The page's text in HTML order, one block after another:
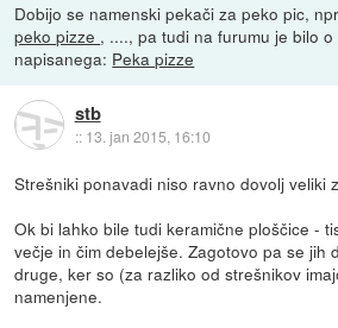
Dobijo se namenski pekači za peko pic,
peko pizze , ...., pa tudi na furumu je bilo
napisanega: Peka pizze
stb
:: 13. jan 2015, 16:10
Strešniki ponavadi niso ravno dovolj veliki
Ok bi lahko bile tudi keramične ploščice -
večje in čim debelejše. Zagotovo pa se jih
druge, ker so (za razliko od strešnikov
namenjene.